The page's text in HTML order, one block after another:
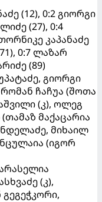
(12), 0:2 გიორგი
(27), 0:4
კაპანაძე
0:7 ლაზარ
(89)
გიორგი
ჩაჩუა (შოთა
(კ), ოლეგ
მაქაცარია
მიხაილ
(იგორ
(კ),